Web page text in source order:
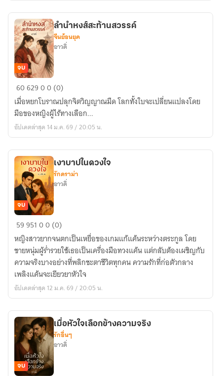
ลำนำ
หงส์
สะท้าน
สวรรค์
จบ
ลำนำหงส์สะท้านสวรรค์
จีนย้อนยุค
อาวดิ่
6062900 (0)
เมื่อหยกโบราณปลุกจิตวิญญาณมืด โลกทั้งใบจะเปลี่ยนแปลงโดย
มือของหญิงผู้ไร้ทางเลือก...
อัปเดตล่าสุด 14 ม.ค. 69 / 20:05 น.
เงา
บาป
ใน
ดวงใจ
จบ
เงาบาปในดวงใจ
รักดราม่า
อาวดิ่
5995100 (0)
หญิงสาวยากจนตกเป็นเหยื่อของเกมแก้แค้นระหว่างตระกูล โดย
ชายหนุ่มผู้ร่ำรวยใช้เธอเป็นเครื่องมือทวงแค้น แต่กลับต้องเผชิญกับ
ความจริงบางอย่างที่พลิกชะตาชีวิตทุกคน ความรักที่ก่อตัวกลาง
เพลิงแค้นจะเยียวยาหัวใจ
อัปเดตล่าสุด 12 ม.ค. 69 / 20:05 น.
จบ
เมื่อหัวใจเลือกข้างความจริง
รักอื่นๆ
อาวดิ่